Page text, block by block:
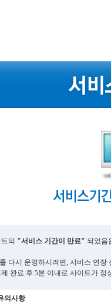
의 "서비스 기간이 만료" 되었음
다시 운영하시려면, 서비스 연장
완료 후 5분 이내로 사이트가 정
의사항